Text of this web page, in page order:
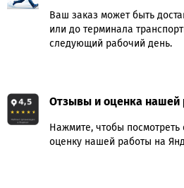
Ваш заказ может быть
или до терминала
следующий рабочий день.
Отзывы и оценка нашей
Нажмите, чтобы посмотреть
оценку нашей работы на